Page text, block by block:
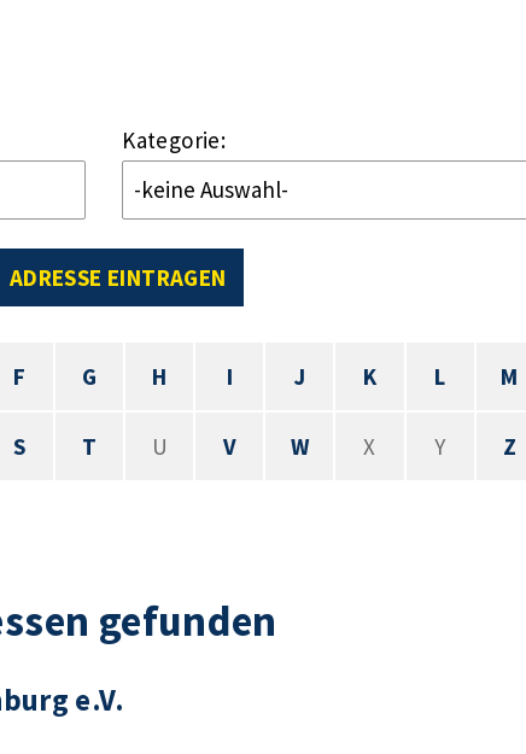
Kategorie:
ADRESSE EINTRAGEN
F G H I J K L M
S T U V W X Y Z
gefunden
e.V.